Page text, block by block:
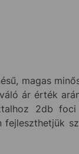
magas
ár érték
2db